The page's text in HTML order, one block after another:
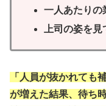
一人あたり
上司の姿を
「人員が抜かれても
が増えた結果、待ち